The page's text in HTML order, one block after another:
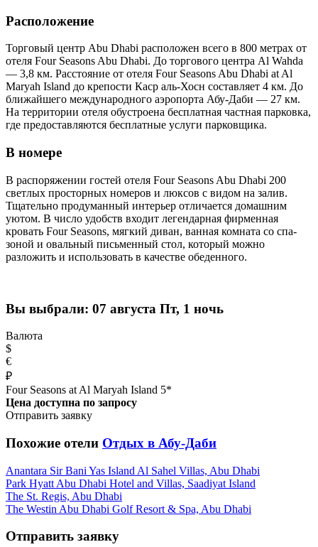
Расположение
Торговый центр Abu Dhabi расположен всего в 800 метрах от
отеля Four Seasons Abu Dhabi. До торгового центра Al Wahda
— 3,8 км. Расстояние от отеля Four Seasons Abu Dhabi at Al
Maryah Island до крепости Каср аль-Хосн составляет 4 км. До
ближайшего международного аэропорта Абу-Даби — 27 км.
На территории отеля обустроена бесплатная частная парковка,
где предоставляются бесплатные услуги парковщика.
В номере
В распоряжении гостей отеля Four Seasons Abu Dhabi 200
светлых просторных номеров и люксов с видом на залив.
Тщательно продуманный интерьер отличается домашним
уютом. В число удобств входит легендарная фирменная
кровать Four Seasons, мягкий диван, ванная комната со спа-
зоной и овальный письменный стол, который можно
разложить и использовать в качестве обеденного.
Вы выбрали: 07 августа Пт, 1 ночь
Валюта
$
€
₽
Four Seasons at Al Maryah Island 5*
Цена доступна по запросу
Отправить заявку
Похожие отели Отдых в Абу-Даби
Anantara Sir Bani Yas Island Al Sahel Villas, Abu Dhabi
Park Hyatt Abu Dhabi Hotel and Villas, Saadiyat Island
The St. Regis, Abu Dhabi
The Westin Abu Dhabi Golf Resort & Spa, Abu Dhabi
Отправить заявку